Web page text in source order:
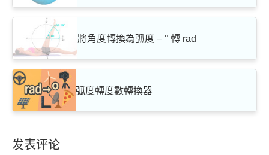
將角度轉換為弧度 – ° 轉 rad
弧度轉度數轉換器
发表评论